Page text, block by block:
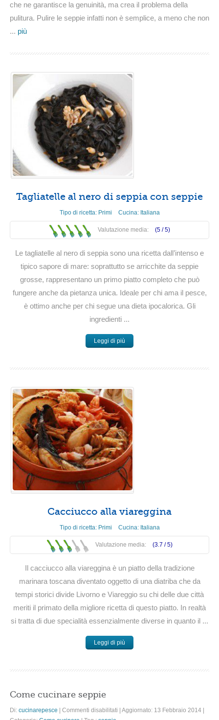
che ne garantisce la genuinità, ma crea il problema della
pulitura. Pulire le seppie infatti non è semplice, a meno che non
... più
Tagliatelle al nero di seppia con seppie
Tipo di ricetta: Primi Cucina: Italiana
Valutazione media: (5 /5)
Le tagliatelle al nero di seppia sono una ricetta dall’intenso e
tipico sapore di mare: soprattutto se arricchite da seppie
grosse, rappresentano un primo piatto completo che può
fungere anche da pietanza unica. Ideale per chi ama il pesce,
è ottimo anche per chi segue una dieta ipocalorica. Gli
ingredienti ...
Leggi di più
Cacciucco alla viareggina
Tipo di ricetta: Primi Cucina: Italiana
Valutazione media: (3.7 /5)
Il cacciucco alla viareggina è un piatto della tradizione
marinara toscana diventato oggetto di una diatriba che da
tempi storici divide Livorno e Viareggio su chi delle due città
meriti il primato della migliore ricetta di questo piatto. In realtà
si tratta di due specialità essenzialmente diverse in quanto il ...
Leggi di più
Come cucinare seppie
Di: cucinarepesce | Commenti disabilitati su
| Aggiornato: 13 Febbraio 2014 |